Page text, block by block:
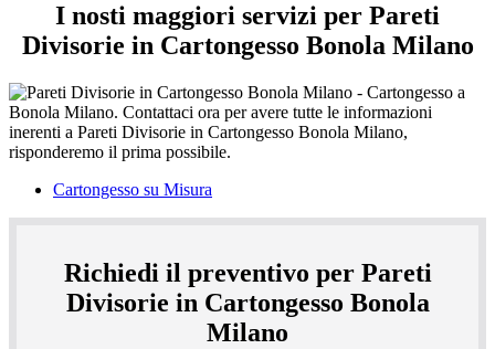
I nosti maggiori servizi per Pareti
Divisorie in Cartongesso Bonola Milano
Cartongesso su Misura
Richiedi il preventivo per Pareti
Divisorie in Cartongesso Bonola
Milano